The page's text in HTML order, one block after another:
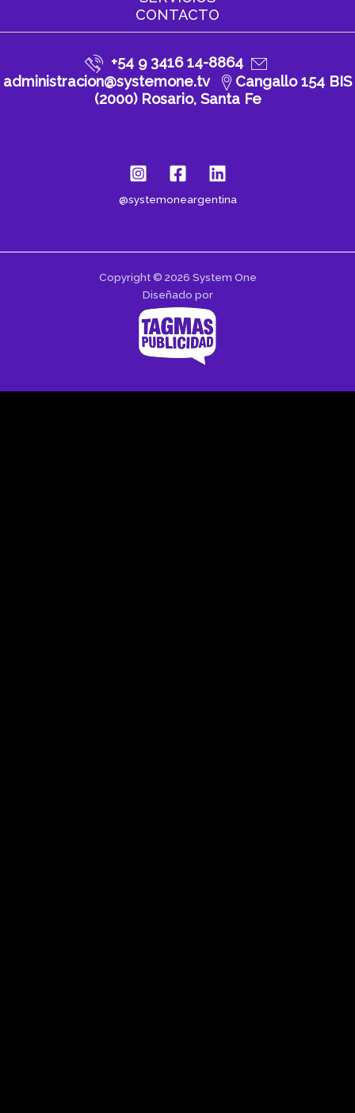
CONTACTO
+54 9 3416 14-8864
administracion@systemone.tv
Cangallo 154 BIS
(2000) Rosario, Santa Fe
@systemoneargentina
Copyright © 2026 System One
Diseñado por